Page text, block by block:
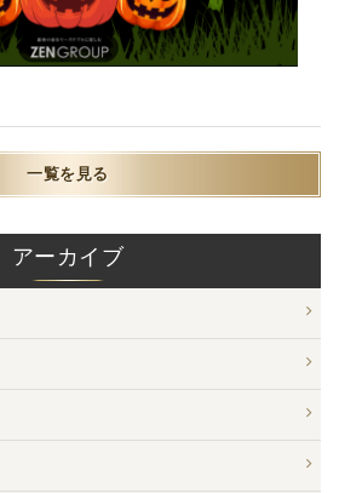
一覧を見る
アーカイブ